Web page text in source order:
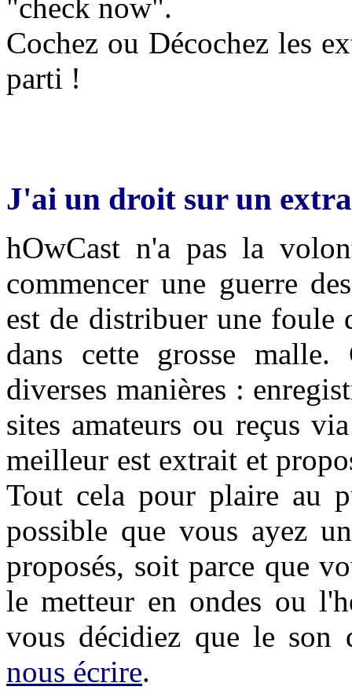
"check now".
Cochez ou Décochez les
parti !
J'ai un droit sur un
hOwCast n'a pas la
commencer une guerre
est de distribuer une foule
dans cette grosse
diverses manières :
sites amateurs ou reçus
meilleur est extrait et
Tout cela pour plaire au
possible que vous ayez
proposés, soit parce que
le metteur en ondes ou
vous décidiez que le
nous écrire.